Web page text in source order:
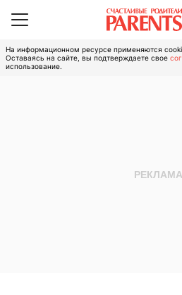
На информационном ресурсе применяются
Оставаясь на сайте, вы подтверждаете свое
использование.